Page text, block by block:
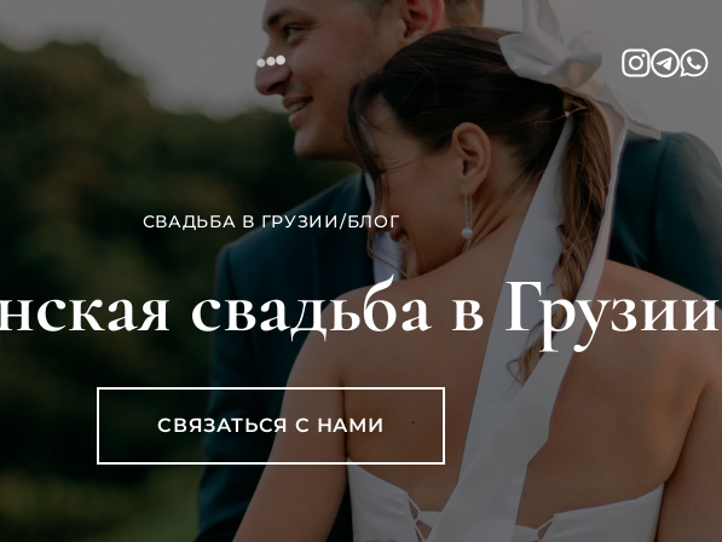
СВАДЬБА В ГРУЗИИ/БЛОГ
свадьба в Грузии
СВЯЗАТЬСЯ С НАМИ